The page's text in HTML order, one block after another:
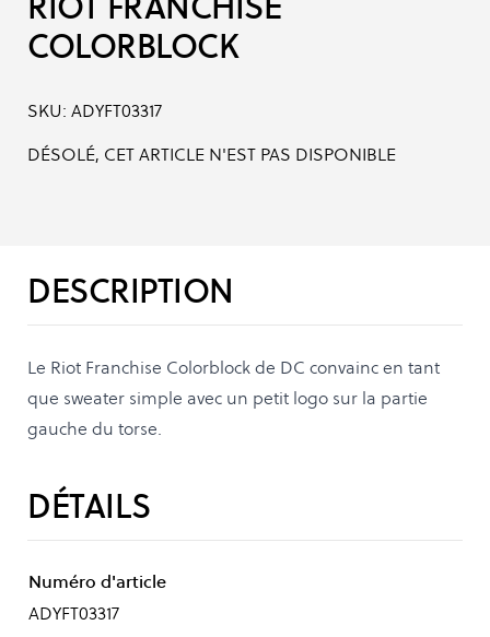
COLORBLOCK
SKU: ADYFT03317
DÉSOLÉ, CET ARTICLE N'EST PAS DISPONIBLE
DESCRIPTION
Le Riot Franchise Colorblock de DC convainc en tant
que sweater simple avec un petit logo sur la partie
gauche du torse.
DÉTAILS
Numéro d'article
ADYFT03317